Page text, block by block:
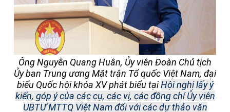
Ông Nguyễn Quang Huân, Ủy viên Đoàn Chủ tịch
Ủy ban Trung ương Mặt trận Tổ quốc Việt Nam, đại
biểu Quốc hội khóa XV phát biểu tạiHội nghị lấy ý
kiến, góp ý của các cụ, các vị, các đồng chí Ủy viên
UBTƯ MTTQ Việt Nam đối với các dự thảo văn